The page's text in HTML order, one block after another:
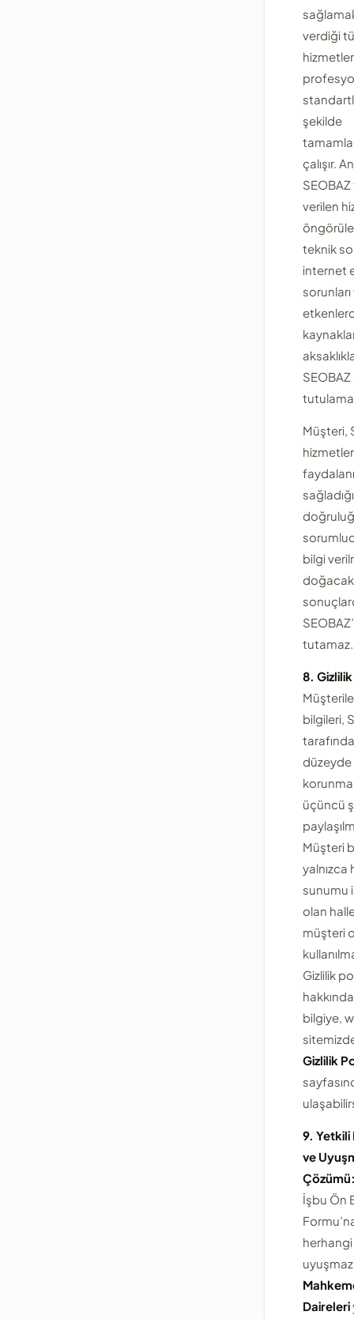
verdiği
şekilde
çalışır.
verilen
teknik
internet
sorunları
Müşteri,
bilgi
doğacak
tutamaz.
8.
bilgileri,
düzeyde
üçüncü
Müşteri
yalnızca
sunumu
olan
müşteri
Gizlilik
bilgiye,
Gizlilik
9. Yetkili
ve
İşbu Ön
Daireleri